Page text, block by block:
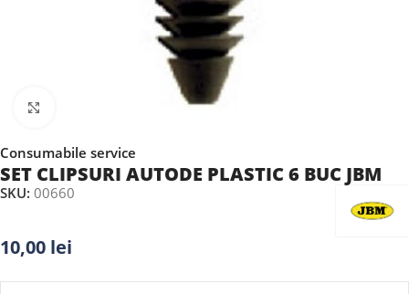
Faceți clic pentru a mări
Consumabile service
SET CLIPSURI AUTODE PLASTIC 6 BUC JBM
SKU: 00660
10,00 lei